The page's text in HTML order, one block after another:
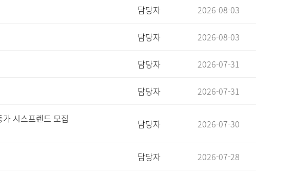
담당자 2026-08-03
담당자 2026-08-03
담당자 2026-07-31
담당자 2026-07-31
시스프렌드 모집
담당자 2026-07-30
담당자 2026-07-28